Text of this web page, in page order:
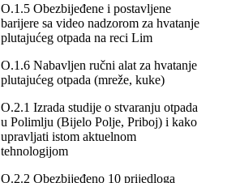
O.1.5 Obezbijeđene i postavljene
barijere sa video nadzorom za hvatanje
plutajućeg otpada na reci Lim
O.1.6 Nabavljen ručni alat za hvatanje
plutajućeg otpada (mreže, kuke)
O.2.1 Izrada studije o stvaranju otpada
u Polimlju (Bijelo Polje, Priboj) i kako
upravljati istom aktuelnom
tehnologijom
O.2.2 Obezbijeđeno 10 prijedloga